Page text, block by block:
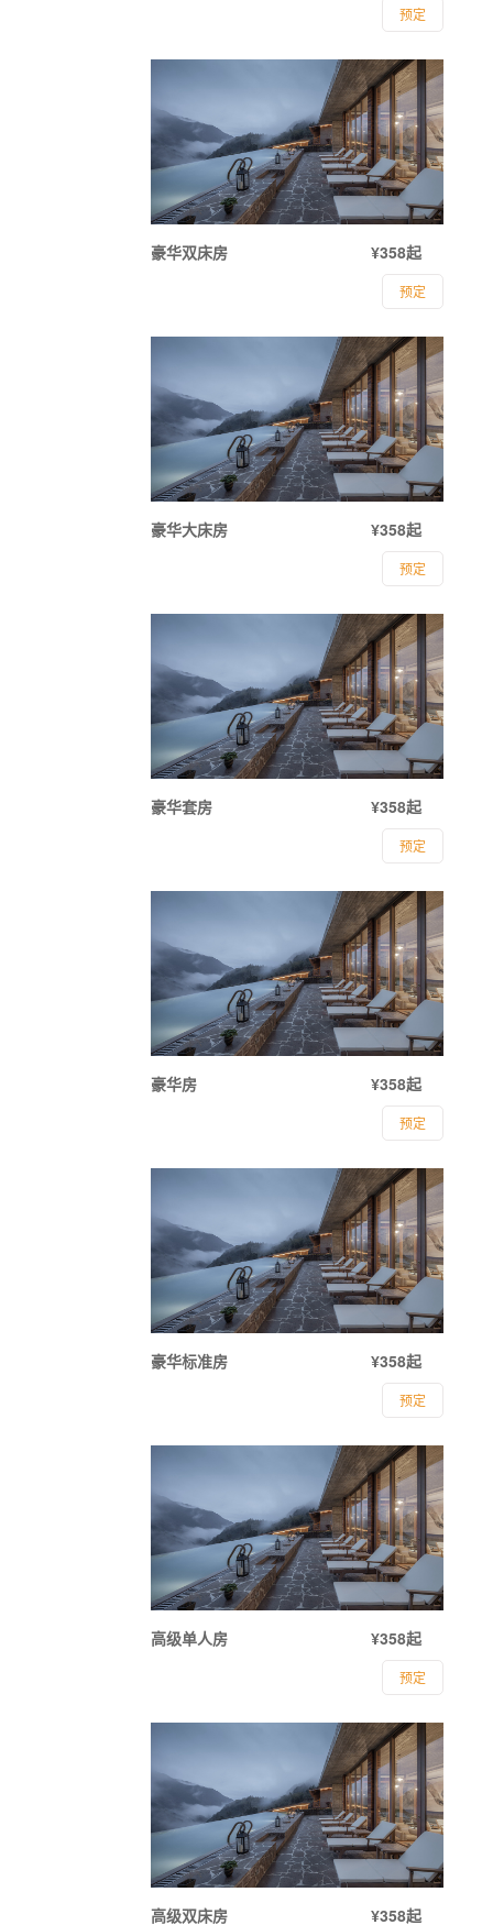
预定
豪华双床房 ¥358起
预定
豪华大床房 ¥358起
预定
豪华套房 ¥358起
预定
豪华房 ¥358起
预定
豪华标准房 ¥358起
预定
高级单人房 ¥358起
预定
高级双床房 ¥358起